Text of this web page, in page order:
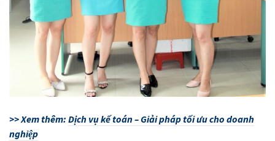
>> Xem thêm: Dịch vụ kế toán – Giải pháp tối ưu cho doanh
nghiệp